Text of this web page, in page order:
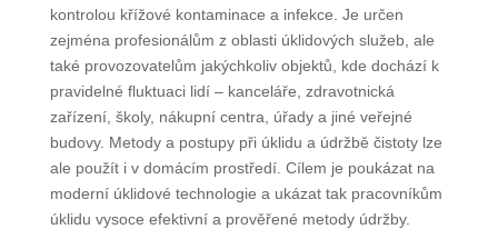
kontrolou křížové kontaminace a infekce. Je určen
zejména profesionálům z oblasti úklidových služeb, ale
také provozovatelům jakýchkoliv objektů, kde dochází k
pravidelné fluktuaci lidí – kanceláře, zdravotnická
zařízení, školy, nákupní centra, úřady a jiné veřejné
budovy. Metody a postupy při úklidu a údržbě čistoty lze
ale použít i v domácím prostředí. Cílem je poukázat na
moderní úklidové technologie a ukázat tak pracovníkům
úklidu vysoce efektivní a prověřené metody údržby.